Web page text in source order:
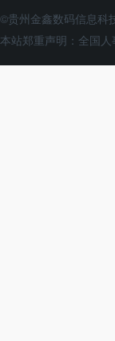
©贵州金鑫数码信息科
本站郑重声明：全国